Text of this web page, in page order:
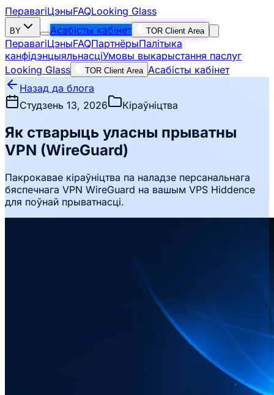
ПеравагіЦэныFAQLooking Glass
BY Асабісты кабінет TOR Client Area
ПеравагіЦэныFAQПартнёрыПалітыка
канфідэнцыяльнасціУмовы выкарыстання паслуг
Looking Glass
TOR Client Area Асабісты кабінет
Назад да блога
Студзень 13, 2026
Кіраўніцтва
Як стварыць уласны прыватны
VPN (WireGuard)
Пакрокавае кіраўніцтва па наладзе персанальнага
бяспечнага VPN WireGuard на вашым VPS Hiddence
для поўнай прыватнасці.